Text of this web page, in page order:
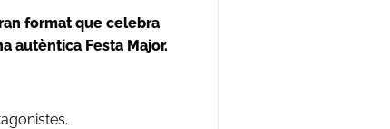
format que celebra
autèntica Festa Major.